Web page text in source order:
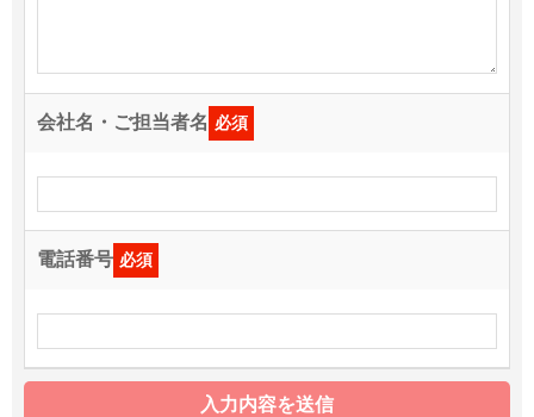
会社名・ご担当者名 必須
電話番号 必須
入力内容を送信